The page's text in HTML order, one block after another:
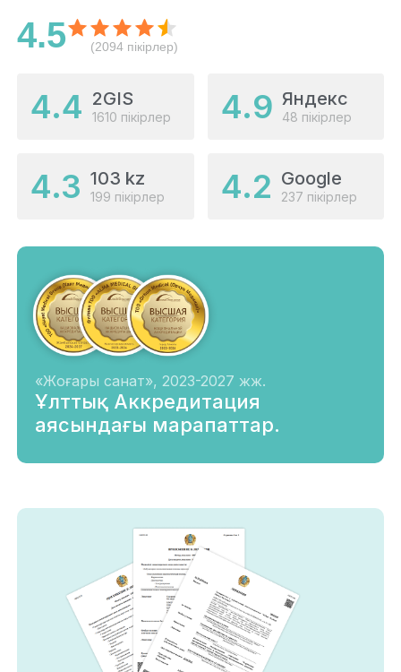
4.5 (2094 пікірлер)
4.4 2GIS
1610 пікірлер 4.9 Яндекс
48 пікірлер
4.3 103 kz
199 пікірлер 4.2 Google
237 пікірлер
«Жоғары санат», 2023-2027 жж.
Ұлттық Аккредитация
аясындағы марапаттар.